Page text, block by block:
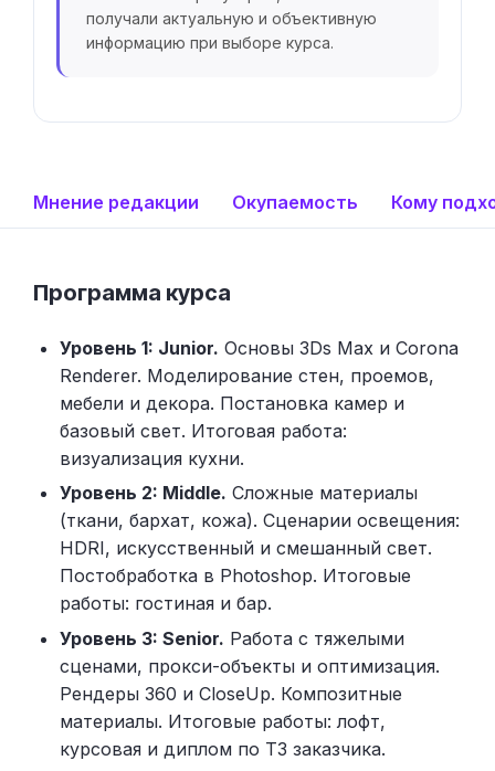
получали актуальную и объективную
информацию при выборе курса.
Мнение редакции Окупаемость Кому
Программа курса
Уровень 1: Junior. Основы 3Ds Max и Corona
Renderer. Моделирование стен, проемов,
мебели и декора. Постановка камер и
базовый свет. Итоговая работа:
визуализация кухни.
Уровень 2: Middle. Сложные материалы
(ткани, бархат, кожа). Сценарии освещения:
HDRI, искусственный и смешанный свет.
Постобработка в Photoshop. Итоговые
работы: гостиная и бар.
Уровень 3: Senior. Работа с тяжелыми
сценами, прокси-объекты и оптимизация.
Рендеры 360 и CloseUp. Композитные
материалы. Итоговые работы: лофт,
курсовая и диплом по ТЗ заказчика.